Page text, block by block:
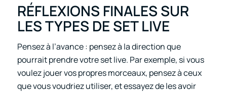
RÉFLEXIONS FINALES SUR
LES TYPES DE SET LIVE
Pensez à l’avance : pensez à la direction que
pourrait prendre votre set live. Par exemple, si vous
voulez jouer vos propres morceaux, pensez à ceux
que vous voudriez utiliser, et essayez de les avoir